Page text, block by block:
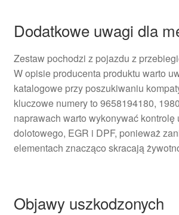
Dodatkowe uwagi dla
Zestaw pochodzi z pojazdu z
W opisie producenta produktu warto
katalogowe przy poszukiwaniu
kluczowe numery to 9658194180,
naprawach warto wykonywać kontrolę
dolotowego, EGR i DPF, ponieważ
elementach znacząco skracają
Objawy uszkodzonych